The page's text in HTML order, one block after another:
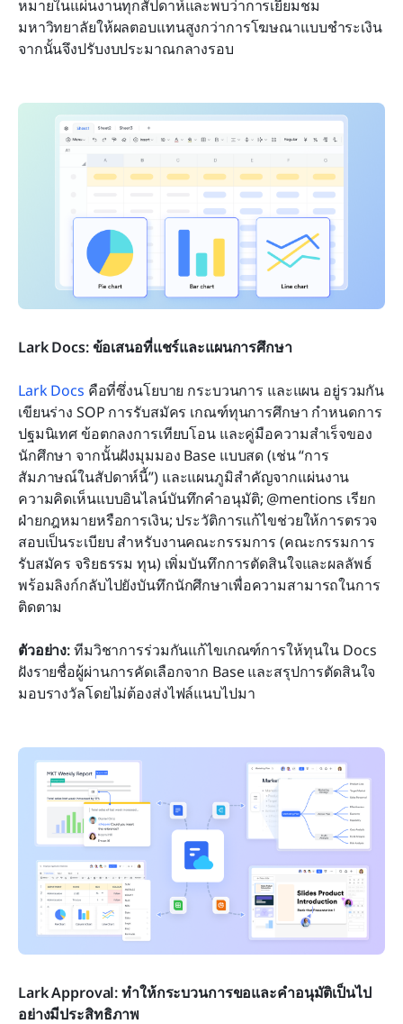
หมายในแผ่นงานทุกสัปดาห์และพบว่าการเยี่ยมชม
มหาวิทยาลัยให้ผลตอบแทนสูงกว่าการโฆษณาแบบชำระเงิน
จากนั้นจึงปรับงบประมาณกลางรอบ
Lark Docs: ข้อเสนอที่แชร์และแผนการศึกษา
Lark Docs คือที่ซึ่งนโยบาย กระบวนการ และแผน อยู่รวมกัน
เขียนร่าง SOP การรับสมัคร เกณฑ์ทุนการศึกษา กำหนดการ
ปฐมนิเทศ ข้อตกลงการเทียบโอน และคู่มือความสำเร็จของ
นักศึกษา จากนั้นฝังมุมมอง Base แบบสด (เช่น “การ
สัมภาษณ์ในสัปดาห์นี้”) และแผนภูมิสำคัญจากแผ่นงาน
ความคิดเห็นแบบอินไลน์บันทึกคำอนุมัติ; @mentions เรียก
ฝ่ายกฎหมายหรือการเงิน; ประวัติการแก้ไขช่วยให้การตรวจ
สอบเป็นระเบียบ สำหรับงานคณะกรรมการ (คณะกรรมการ
รับสมัคร จริยธรรม ทุน) เพิ่มบันทึกการตัดสินใจและผลลัพธ์
พร้อมลิงก์กลับไปยังบันทึกนักศึกษาเพื่อความสามารถในการ
ติดตาม
ตัวอย่าง: ทีมวิชาการร่วมกันแก้ไขเกณฑ์การให้ทุนใน Docs
ฝังรายชื่อผู้ผ่านการคัดเลือกจาก Base และสรุปการตัดสินใจ
มอบรางวัลโดยไม่ต้องส่งไฟล์แนบไปมา
Lark Approval: ทำให้กระบวนการขอและคำอนุมัติเป็นไป
อย่างมีประสิทธิภาพ